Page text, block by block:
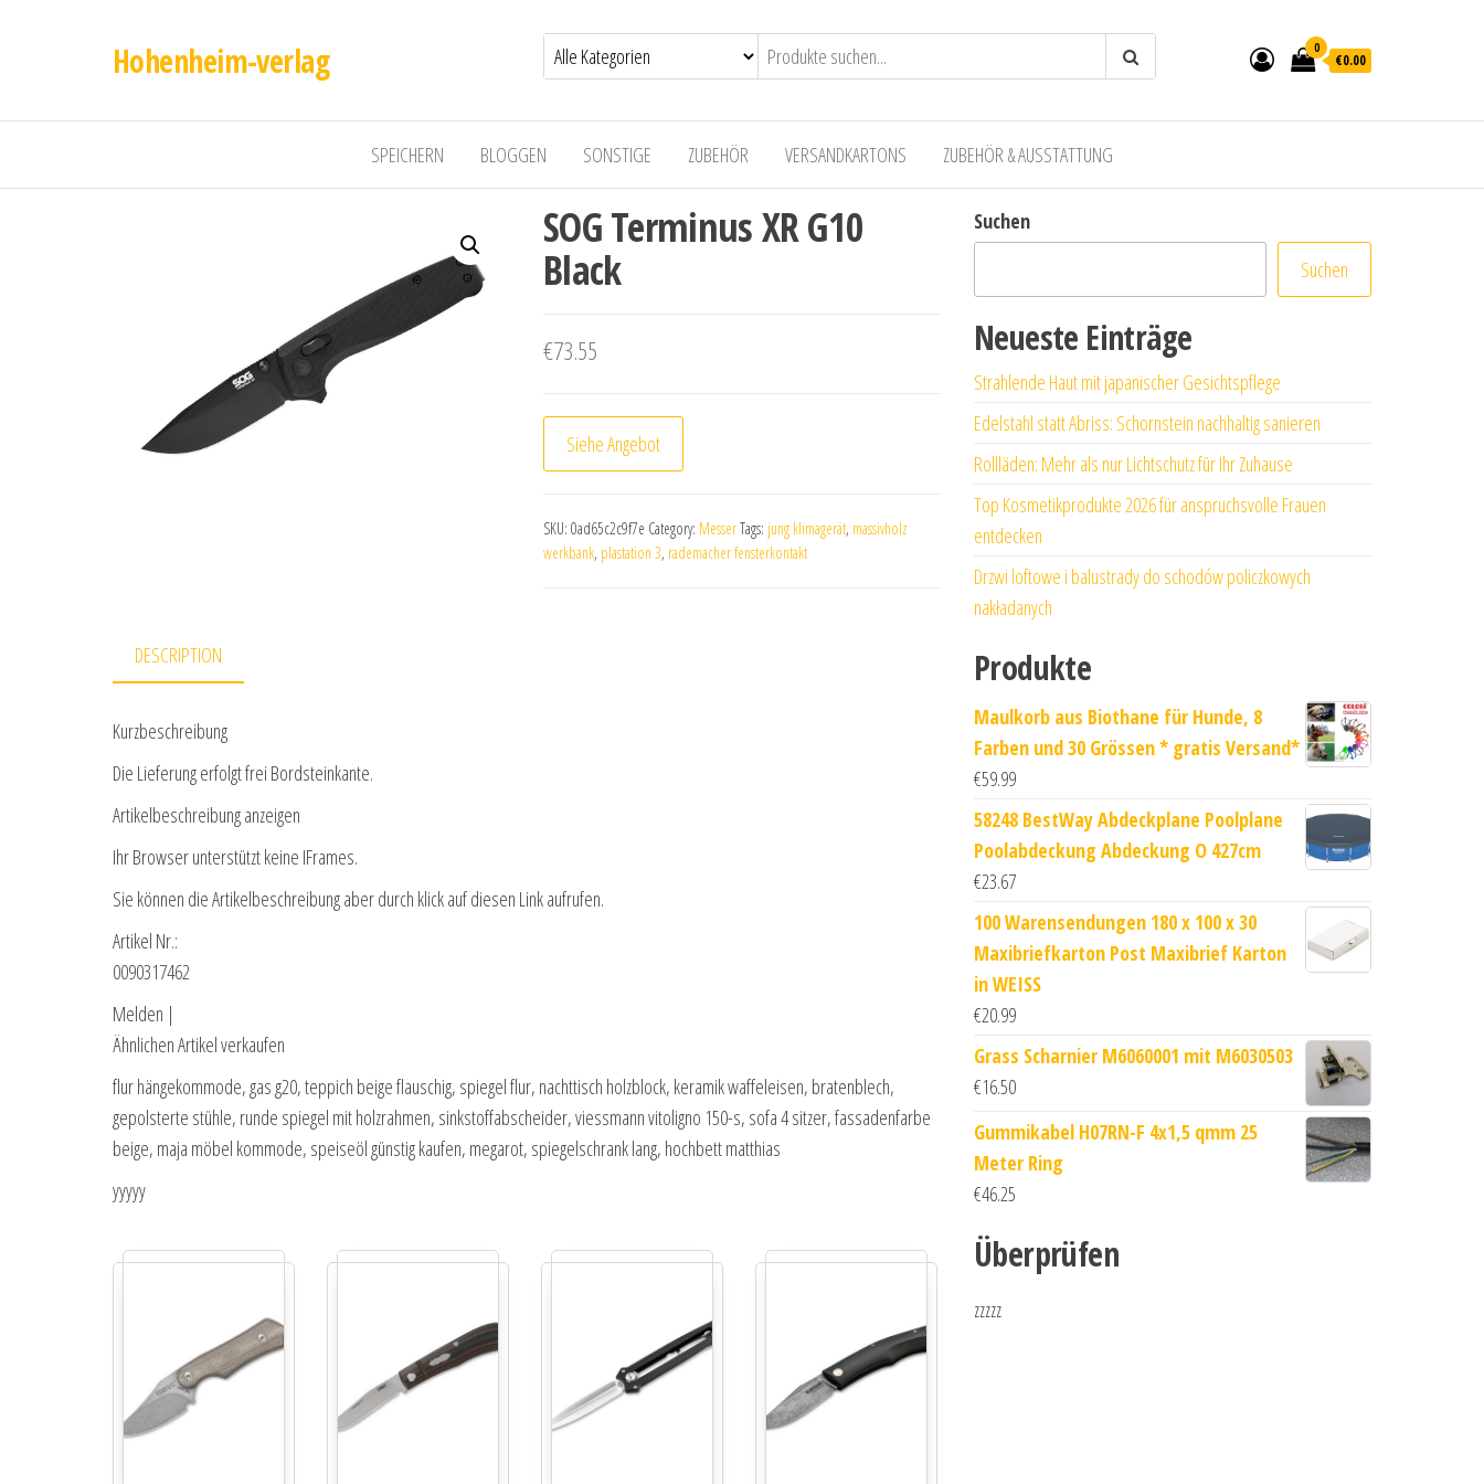
Hohenheim-verlag 0
€0.00
SPEICHERN BLOGGEN SONSTIGE ZUBEHÖR VERSANDKARTONS ZUBEHÖR & AUSSTATTUNG
SOG Terminus XR G10
Black
€73.55
Siehe Angebot
SKU: 0ad65c2c9f7e Category: MesserTags: jung klimagerät, massivholz
werkbank, plastation 3, rademacher fensterkontakt
DESCRIPTION
Kurzbeschreibung
Die Lieferung erfolgt frei Bordsteinkante.
Artikelbeschreibung anzeigen
Ihr Browser unterstützt keine IFrames.
Sie können die Artikelbeschreibung aber durch klick auf diesen Link aufrufen.
Artikel Nr.:
0090317462
Melden |
Ähnlichen Artikel verkaufen
flur hängekommode, gas g20, teppich beige flauschig, spiegel flur, nachttisch holzblock, keramik waffeleisen, bratenblech,
gepolsterte stühle, runde spiegel mit holzrahmen, sinkstoffabscheider, viessmann vitoligno 150-s, sofa 4 sitzer, fassadenfarbe
beige, maja möbel kommode, speiseöl günstig kaufen, megarot, spiegelschrank lang, hochbett matthias
yyyyy
Suchen
Suchen
Neueste Einträge
Strahlende Haut mit japanischer Gesichtspflege
Edelstahl statt Abriss: Schornstein nachhaltig sanieren
Rollläden: Mehr als nur Lichtschutz für Ihr Zuhause
Top Kosmetikprodukte 2026 für anspruchsvolle Frauen
entdecken
Drzwi loftowe i balustrady do schodów policzkowych
nakładanych
Produkte
Maulkorb aus Biothane für Hunde, 8
Farben und 30 Grössen * gratis Versand*
€59.99
58248 BestWay Abdeckplane Poolplane
Poolabdeckung Abdeckung O 427cm
€23.67
100 Warensendungen 180 x 100 x 30
Maxibriefkarton Post Maxibrief Karton
in WEISS
€20.99
Grass Scharnier M6060001 mit M6030503
€16.50
Gummikabel H07RN-F 4x1,5 qmm 25
Meter Ring
€46.25
Überprüfen
zzzzz